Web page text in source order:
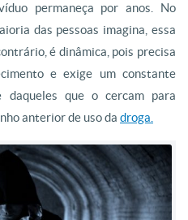
permaneça por anos. No
das pessoas imagina, essa
é dinâmica, pois precisa
e exige um constante
daqueles que o cercam para
anterior de uso da droga.